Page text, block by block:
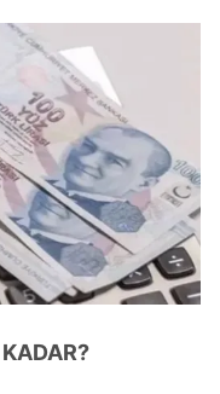
çerezlerle ilgili bilgi